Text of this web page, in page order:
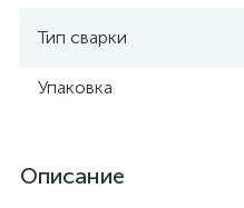
Тип сварки
Упаковка
Описание